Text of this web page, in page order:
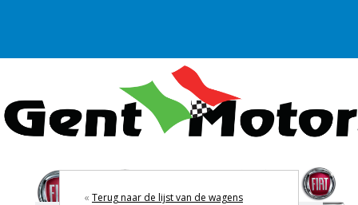
« Terug naar de lijst van de wagens